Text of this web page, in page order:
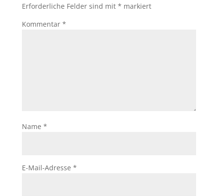
Erforderliche Felder sind mit * markiert
Kommentar *
Name *
E-Mail-Adresse *